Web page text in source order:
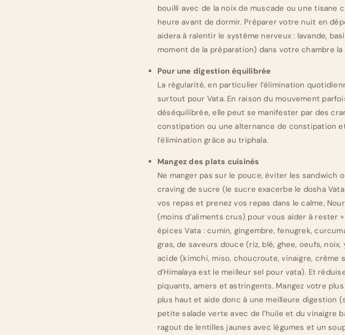
bouilli avec de la noix de muscade ou une tisane
heure avant de dormir. Préparer votre nuit en
aidera à ralentir le système nerveux : lavande,
moment de la préparation) dans votre chambre
Pour une digestion équilibrée
La régularité, en particulier l’élimination
surtout pour Vata. En raison du mouvement
déséquilibrée, elle peut se manifester par des
constipation ou une alternance de constipation
l’élimination grâce au triphala.
Mangez des plats cuisinés
Ne manger pas sur le pouce, éviter les sandwich
craving de sucre (le sucre exacerbe le dosha
vos repas et prenez vos repas dans le calme,
(moins d’aliments crus) pour vous aider à rester
épices Vata : cumin, gingembre, fenugrek,
gras, de saveurs douce (riz, blé, ghee, oeufs,
acide (kimchi, miso, choucroute, vinaigre, crème
d’Himalaya est le meilleur sel pour vata). Et
piquants, amers et astringents. Mangez votre
plus haut et aide donc à une meilleure digestion
petite salade verte avec de l’huile et du vinaigre
ragout de lentilles jaunes avec légumes et un